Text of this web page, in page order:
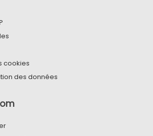
cookies
des données